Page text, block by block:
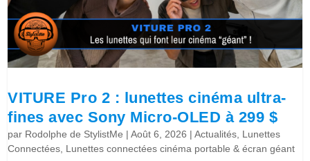
VITURE Pro 2 : lunettes cinéma ultra-
fines avec Sony Micro-OLED à 299 $
par Rodolphe de StylistMe |Août 6, 2026 |Actualités Lunettes
Connectées Lunettes connectées cinéma portable & écran géant